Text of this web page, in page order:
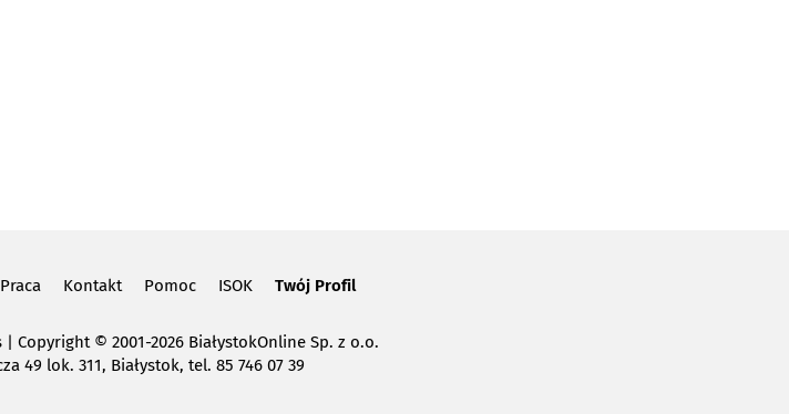
Praca Kontakt Pomoc ISOK Twój Profil
Copyright© 2001-2026 BiałystokOnline Sp. z o.o.
49 lok. 311, Białystok, tel. 85 746 07 39